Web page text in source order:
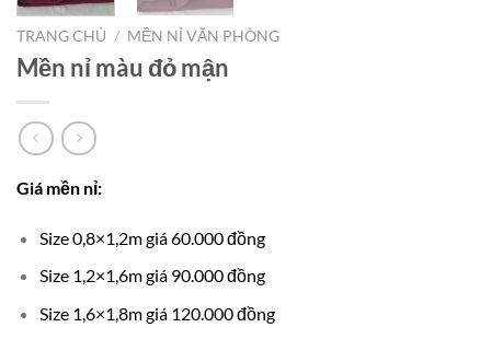
TRANG CHỦ / MỀN NỈ VĂN PHÒNG
Mền nỉ màu đỏ mận
Giá mền nỉ:
Size 0,8×1,2m giá 60.000 đồng
Size 1,2×1,6m giá 90.000 đồng
Size 1,6×1,8m giá 120.000 đồng